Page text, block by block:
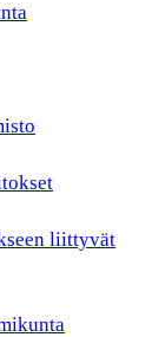
liittyvät